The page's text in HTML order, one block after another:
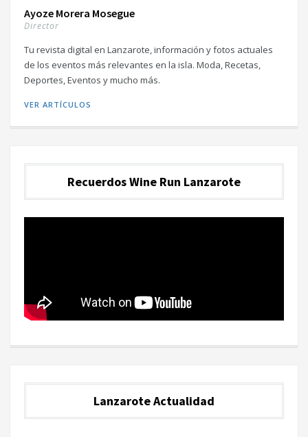
Ayoze Morera Mosegue
Director
Tu revista digital en Lanzarote, información y fotos actuales
de los eventos más relevantes en la isla. Moda, Recetas,
Deportes, Eventos y mucho más.
VER ARTÍCULOS
Recuerdos Wine Run Lanzarote
Lanzarote Actualidad